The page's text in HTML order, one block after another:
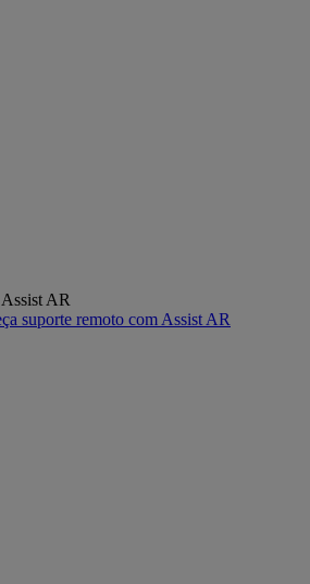
AR
suporte remoto com Assist AR